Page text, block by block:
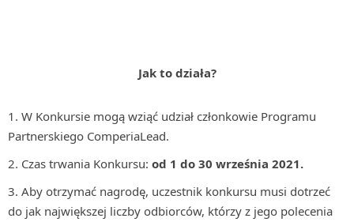
Jak to działa?
W Konkursie mogą wziąć udział członkowie Programu
Partnerskiego ComperiaLead.
Czas trwania Konkursu: od 1 do 30 września 2021.
Aby otrzymać nagrodę, uczestnik konkursu musi dotrzeć
do jak największej liczby odbiorców, którzy z jego polecenia